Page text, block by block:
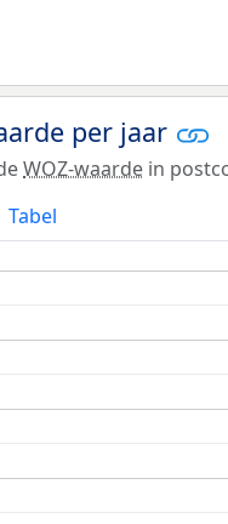
per jaar
WOZ-waarde in
Tabel